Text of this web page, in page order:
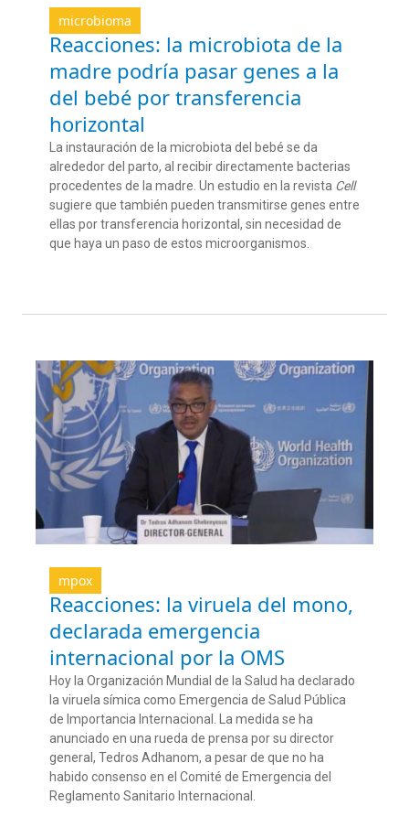
microbioma
Reacciones: la microbiota de la
madre podría pasar genes a la
del bebé por transferencia
horizontal
La instauración de la microbiota del bebé se da
alrededor del parto, al recibir directamente bacterias
procedentes de la madre. Un estudio en la revista Cell
sugiere que también pueden transmitirse genes entre
ellas por transferencia horizontal, sin necesidad de
que haya un paso de estos microorganismos.
mpox
Reacciones: la viruela del mono,
declarada emergencia
internacional por la OMS
Hoy la Organización Mundial de la Salud ha declarado
la viruela símica como Emergencia de Salud Pública
de Importancia Internacional
. La medida se ha
anunciado en una rueda de prensa por su director
general, Tedros Adhanom, a pesar de que no ha
habido consenso en el Comité de Emergencia del
Reglamento Sanitario Internacional